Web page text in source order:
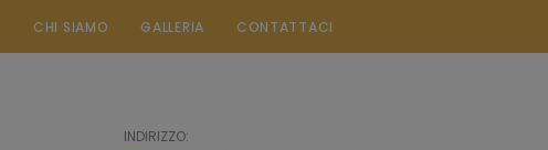
CHI SIAMO GALLERIA CONTATTACI
INDIRIZZO: